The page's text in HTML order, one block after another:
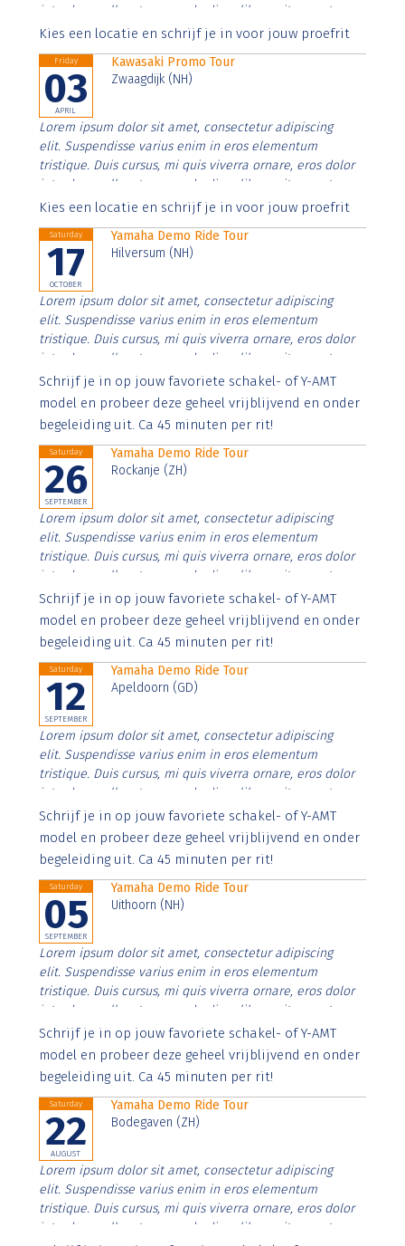
interdum nulla, ut commodo diam libero vitae erat.
Aenean faucibus nibh et justo cursus id rutrum lorem
Kies een locatie en schrijf je in voor jouw proefrit
Friday
03
APRIL
Kawasaki Promo Tour
Zwaagdijk (NH)
Lorem ipsum dolor sit amet, consectetur adipiscing
elit. Suspendisse varius enim in eros elementum
tristique. Duis cursus, mi quis viverra ornare, eros dolor
interdum nulla, ut commodo diam libero vitae erat.
Aenean faucibus nibh et justo cursus id rutrum lorem
Kies een locatie en schrijf je in voor jouw proefrit
Saturday
17
OCTOBER
Yamaha Demo Ride Tour
Hilversum (NH)
Lorem ipsum dolor sit amet, consectetur adipiscing
elit. Suspendisse varius enim in eros elementum
tristique. Duis cursus, mi quis viverra ornare, eros dolor
interdum nulla, ut commodo diam libero vitae erat.
Aenean faucibus nibh et justo cursus id rutrum lorem
imperdiet. Nunc ut sem vitae risus tristique posuere.
Schrijf je in op jouw favoriete schakel- of Y-AMT
model en probeer deze geheel vrijblijvend en onder
begeleiding uit. Ca 45 minuten per rit!
Saturday
26
SEPTEMBER
Yamaha Demo Ride Tour
Rockanje (ZH)
Lorem ipsum dolor sit amet, consectetur adipiscing
elit. Suspendisse varius enim in eros elementum
tristique. Duis cursus, mi quis viverra ornare, eros dolor
interdum nulla, ut commodo diam libero vitae erat.
Aenean faucibus nibh et justo cursus id rutrum lorem
imperdiet. Nunc ut sem vitae risus tristique posuere.
Schrijf je in op jouw favoriete schakel- of Y-AMT
model en probeer deze geheel vrijblijvend en onder
begeleiding uit. Ca 45 minuten per rit!
Saturday
12
SEPTEMBER
Yamaha Demo Ride Tour
Apeldoorn (GD)
Lorem ipsum dolor sit amet, consectetur adipiscing
elit. Suspendisse varius enim in eros elementum
tristique. Duis cursus, mi quis viverra ornare, eros dolor
interdum nulla, ut commodo diam libero vitae erat.
Aenean faucibus nibh et justo cursus id rutrum lorem
imperdiet. Nunc ut sem vitae risus tristique posuere.
Schrijf je in op jouw favoriete schakel- of Y-AMT
model en probeer deze geheel vrijblijvend en onder
begeleiding uit. Ca 45 minuten per rit!
Saturday
05
SEPTEMBER
Yamaha Demo Ride Tour
Uithoorn (NH)
Lorem ipsum dolor sit amet, consectetur adipiscing
elit. Suspendisse varius enim in eros elementum
tristique. Duis cursus, mi quis viverra ornare, eros dolor
interdum nulla, ut commodo diam libero vitae erat.
Aenean faucibus nibh et justo cursus id rutrum lorem
imperdiet. Nunc ut sem vitae risus tristique posuere.
Schrijf je in op jouw favoriete schakel- of Y-AMT
model en probeer deze geheel vrijblijvend en onder
begeleiding uit. Ca 45 minuten per rit!
Saturday
22
AUGUST
Yamaha Demo Ride Tour
Bodegaven (ZH)
Lorem ipsum dolor sit amet, consectetur adipiscing
elit. Suspendisse varius enim in eros elementum
tristique. Duis cursus, mi quis viverra ornare, eros dolor
interdum nulla, ut commodo diam libero vitae erat.